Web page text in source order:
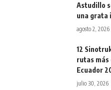
Astudillo
una grata
agosto 2, 2026
12
rutas más
Ecuador
julio 30, 2026